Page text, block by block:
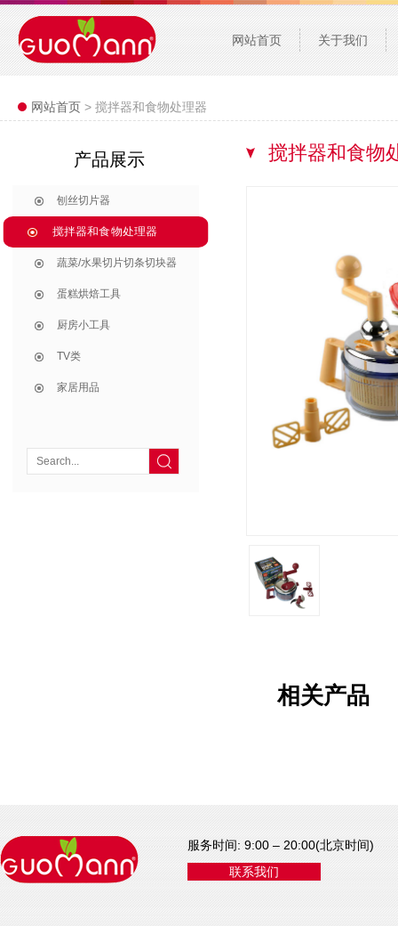
网站首页 关于我们
网站首页 > 搅拌器和食物处理器
产品展示
刨丝切片器
搅拌器和食物处理器
蔬菜/水果切片切条切块器
蛋糕烘焙工具
厨房小工具
TV类
家居用品

搅拌器和食物
相关产品
服务时间: 9:00 – 20:00(北京时间)
联系我们